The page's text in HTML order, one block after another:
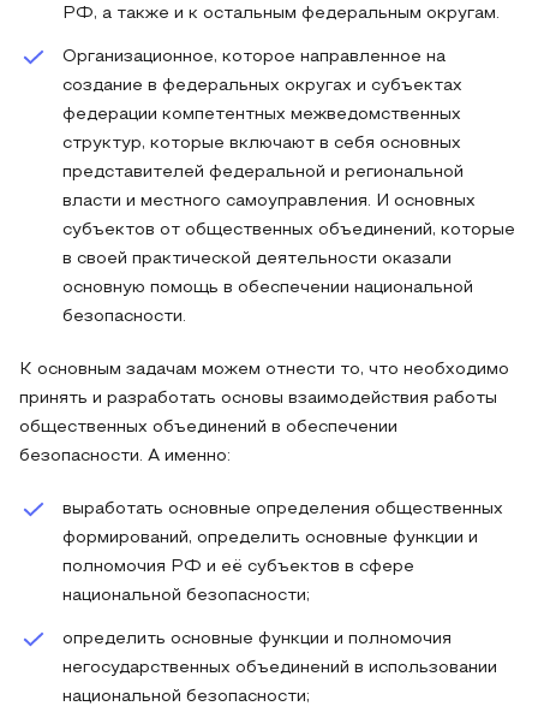
РФ, а также и к остальным федеральным округам.
Организационное, которое направленное на
создание в федеральных округах и субъектах
федерации компетентных межведомственных
структур, которые включают в себя основных
представителей федеральной и региональной
власти и местного самоуправления. И основных
субъектов от общественных объединений, которые
в своей практической деятельности оказали
основную помощь в обеспечении национальной
безопасности.
К основным задачам можем отнести то, что необходимо
принять и разработать основы взаимодействия работы
общественных объединений в обеспечении
безопасности. А именно:
выработать основные определения общественных
формирований, определить основные функции и
полномочия РФ и её субъектов в сфере
национальной безопасности;
определить основные функции и полномочия
негосударственных объединений в использовании
национальной безопасности;